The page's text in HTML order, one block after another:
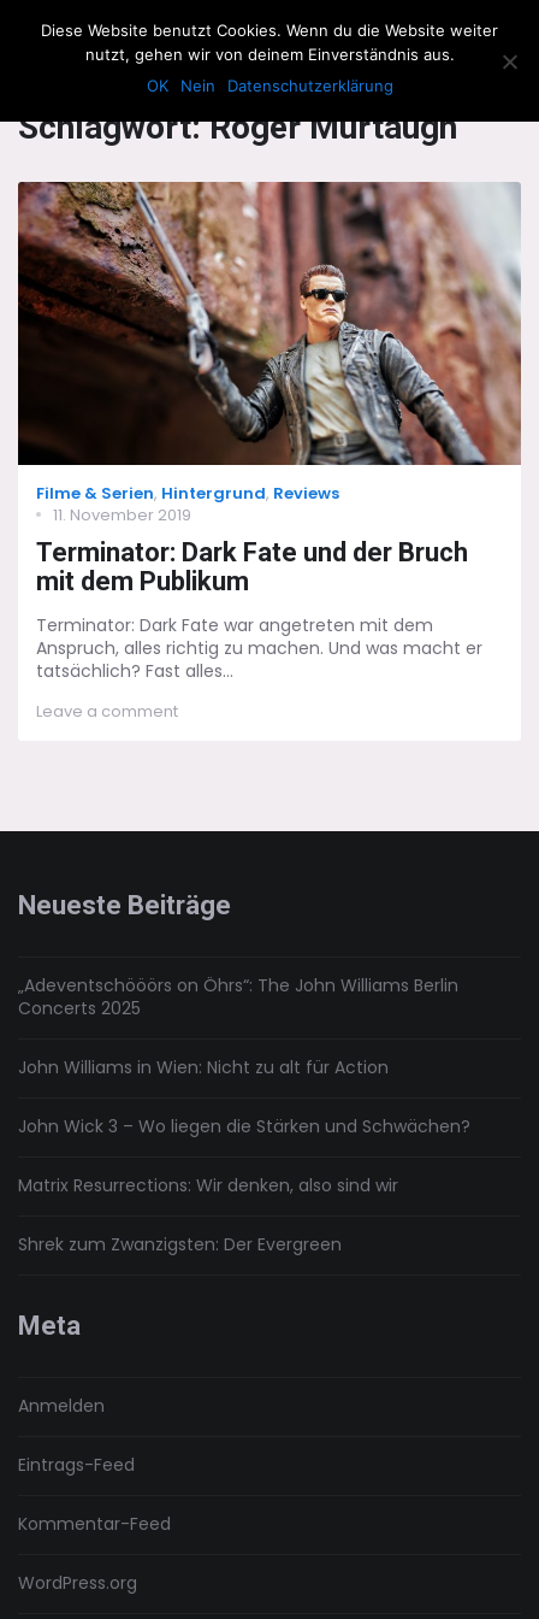
The Howling Men
Schlagwort:Roger Murtaugh
Categories
Filme & Serien, Hintergrund, Reviews
Posted
11. November 2019
Terminator: Dark Fate und der Bruch
mit dem Publikum
Terminator: Dark Fate war angetreten mit dem
Anspruch, alles richtig zu machen. Und was macht er
tatsächlich? Fast alles...
Leave a commenton
Publikum
Neueste Beiträge
„Adeventschööörs on Öhrs“: The John Williams Berlin
Concerts 2025
John Williams in Wien: Nicht zu alt für Action
John Wick 3 – Wo liegen die Stärken und Schwächen?
Matrix Resurrections: Wir denken, also sind wir
Shrek zum Zwanzigsten: Der Evergreen
Meta
Anmelden
Eintrags-Feed
Kommentar-Feed
WordPress.org
Diese Website benutzt Cookies. Wenn du die Website weiter
nutzt, gehen wir von deinem Einverständnis aus.
OK
Nein Datenschutzerklärung